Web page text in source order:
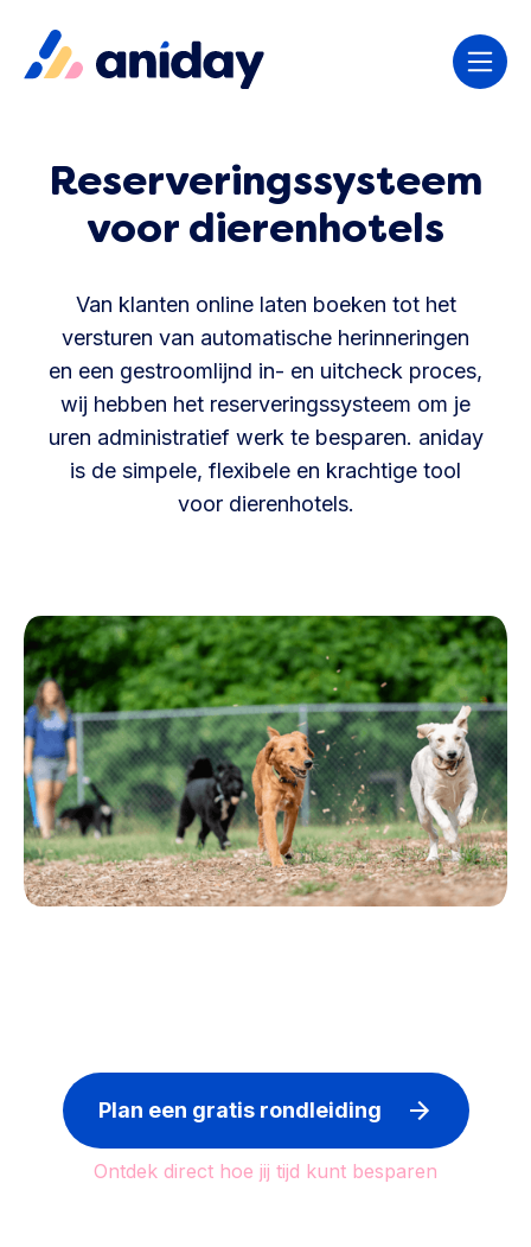
Reserveringssysteem
voor dierenhotels
Van klanten online laten boeken tot het
versturen van automatische herinneringen
en een gestroomlijnd in- en uitcheck proces,
wij hebben het reserveringssysteem om je
uren administratief werk te besparen. aniday
is de simpele, flexibele en krachtige tool
voor dierenhotels.
Plan een gratis rondleiding
Ontdek direct hoe jij tijd kunt besparen